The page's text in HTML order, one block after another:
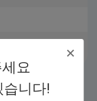
요
습니다!